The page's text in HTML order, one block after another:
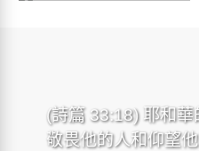
(詩篇 33:18) 耶和華
敬畏他的人和仰望
(詩篇 141:2) 願我的
列在你面前！願我
(詩篇 5:7) 至於我，
盛的慈愛進入你的